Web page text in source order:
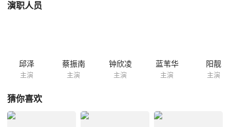
白：第一次见到你，我就喜欢你了。
演职人员
邱泽
主演
蔡振南
主演
钟欣凌
主演
蓝苇华
主演
阳靓
主演
猜你喜欢